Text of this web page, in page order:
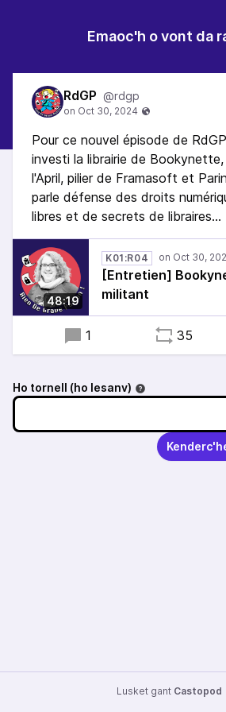
Emaoc'h o vont da
RdGP @rdgp
Pour ce nouvel épisode de
investi la librairie de
l'April, pilier de Framasoft et
parle défense des droits
libres et de secrets de libraires…
48:19
K01:R04
[Entretien]
militant
1 35
Ho tornell (ho lesanv)
Lusket gant Castopod